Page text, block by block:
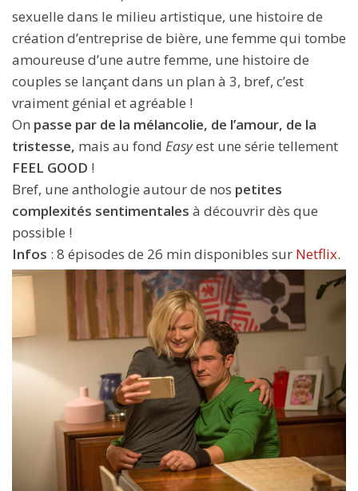
sexuelle dans le milieu artistique, une histoire de
création d’entreprise de bière, une femme qui tombe
amoureuse d’une autre femme, une histoire de
couples se lançant dans un plan à 3, bref, c’est
vraiment génial et agréable !
On passe par de la mélancolie, de l’amour, de la
tristesse, mais au fond Easyest une série tellement
FEEL GOOD !
Bref, une anthologie autour de nos petites
complexités sentimentales à découvrir dès que
possible !
Infos : 8 épisodes de 26 min disponibles sur Netflix.